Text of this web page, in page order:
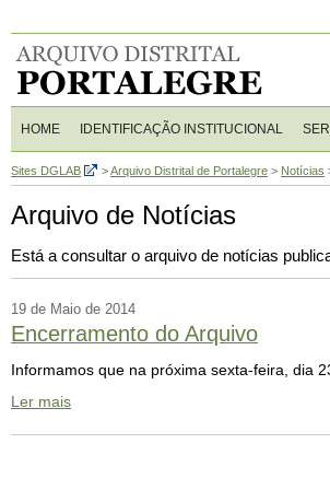
HOME IDENTIFICAÇÃO INSTITUCIONAL
Sites DGLAB >Arquivo Distrital de Portalegre > Notícias
Arquivo de Notícias
Está a consultar o arquivo de notícias
19 de Maio de 2014
Encerramento do Arquivo
Informamos que na próxima sexta-feira, dia
Ler mais